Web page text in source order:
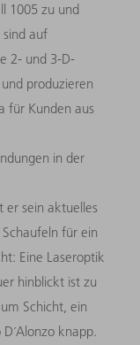
1005 zu und
auf
2- und 3-D-
produzieren
für Kunden aus
in der
er sein aktuelles
für ein
Eine Laseroptik
hinblickt ist zu
Schicht, ein
knapp.